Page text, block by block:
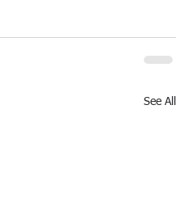
See All